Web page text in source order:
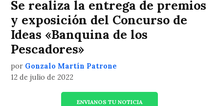
Se realiza la entrega de premios
y exposición del Concurso de
Ideas «Banquina de los
Pescadores»
por Gonzalo Martín Patrone
12 de julio de 2022
ENVIANOS TU NOTICIA